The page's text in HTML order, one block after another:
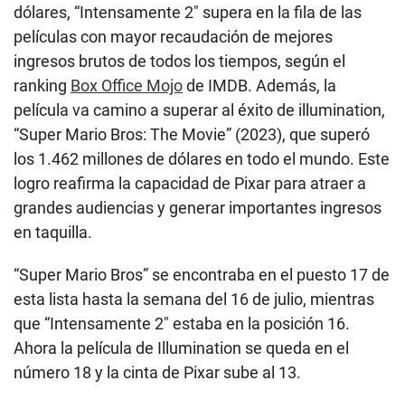
dólares, “Intensamente 2″ supera en la fila de las
películas con mayor recaudación de mejores
ingresos brutos de todos los tiempos, según el
ranking Box Office Mojode IMDB. Además, la
película va camino a superar al éxito de illumination,
“Super Mario Bros: The Movie” (2023), que superó
los 1.462 millones de dólares en todo el mundo. Este
logro reafirma la capacidad de Pixar para atraer a
grandes audiencias y generar importantes ingresos
en taquilla.
“Super Mario Bros” se encontraba en el puesto 17 de
esta lista hasta la semana del 16 de julio, mientras
que “Intensamente 2″ estaba en la posición 16.
Ahora la película de Illumination se queda en el
número 18 y la cinta de Pixar sube al 13.